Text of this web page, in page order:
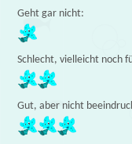
Geht gar nicht:
Schlecht, vielleicht noch
Gut, aber nicht